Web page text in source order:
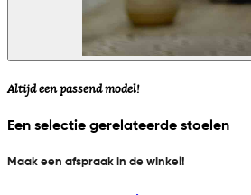
Altijd een passend model!
Een selectie gerelateerde stoelen
Maak een afspraak in de winkel!